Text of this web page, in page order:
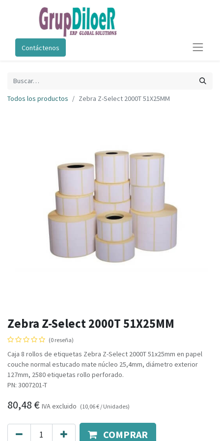
Contáctenos
Todos los productos Zebra Z-Select 2000T 51X25MM
Zebra Z-Select 2000T 51X25MM
(0 reseña)
Caja 8 rollos de etiquetas Zebra Z-Select 2000T 51x25mm en papel
couche normal estucado mate núcleo 25,4mm, diámetro exterior
127mm, 2580 etiquetas rollo perforado.
PN: 3007201-T
80,48 € IVA excluido (10,06€ / Unidades)
COMPRAR